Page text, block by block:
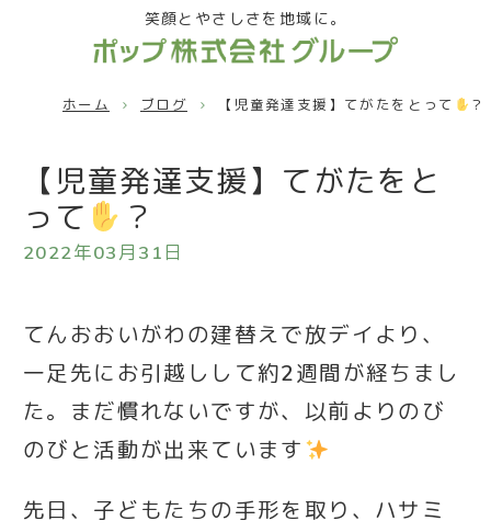
笑顔とやさしさを地域に。
ホーム ブログ 【児童発達支援】てがたをとって ？
【児童発達支援】てがたをと
って
？
2022年03月31日
てんおおいがわの建替えで放デイより、
一足先にお引越しして約2週間が経ちまし
た。まだ慣れないですが、以前よりのび
のびと活動が出来ています
先日、子どもたちの手形を取り、ハサミ